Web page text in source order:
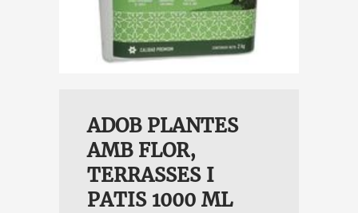
ADOB PLANTES
AMB FLOR,
TERRASSES I
PATIS 1000 ML